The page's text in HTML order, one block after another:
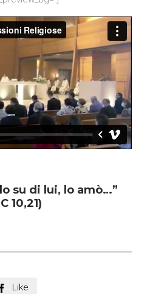
su di lui, lo amò…”
10,21)
 Like